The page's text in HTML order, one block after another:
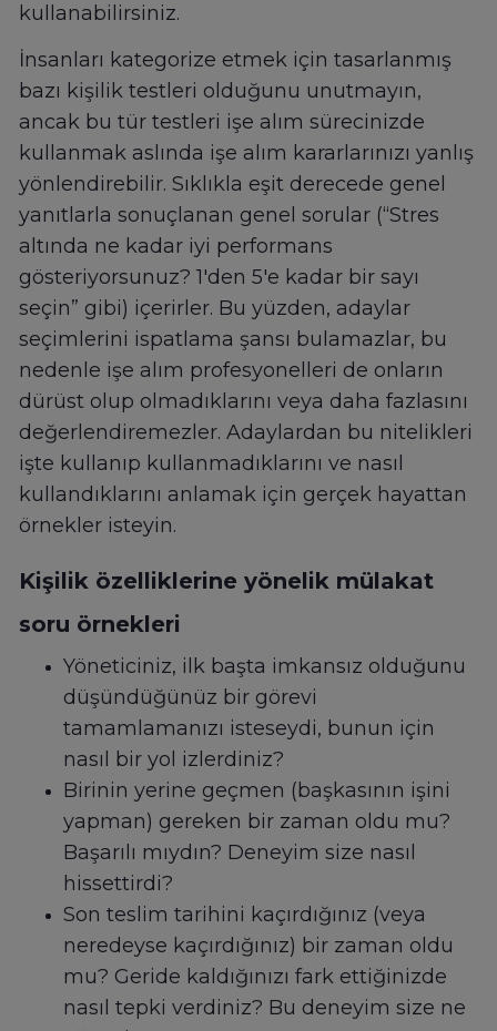
kullanabilirsiniz.
İnsanları kategorize etmek için tasarlanmış
bazı kişilik testleri olduğunu unutmayın,
ancak bu tür testleri işe alım sürecinizde
kullanmak aslında işe alım kararlarınızı yanlış
yönlendirebilir. Sıklıkla eşit derecede genel
yanıtlarla sonuçlanan genel sorular (“Stres
altında ne kadar iyi performans
gösteriyorsunuz? 1'den 5'e kadar bir sayı
seçin” gibi) içerirler. Bu yüzden, adaylar
seçimlerini ispatlama şansı bulamazlar, bu
nedenle işe alım profesyonelleri de onların
dürüst olup olmadıklarını veya daha fazlasını
değerlendiremezler. Adaylardan bu nitelikleri
işte kullanıp kullanmadıklarını ve nasıl
kullandıklarını anlamak için gerçek hayattan
örnekler isteyin.
Kişilik özelliklerine yönelik mülakat
soru örnekleri
Yöneticiniz, ilk başta imkansız olduğunu
düşündüğünüz bir görevi
tamamlamanızı isteseydi, bunun için
nasıl bir yol izlerdiniz?
Birinin yerine geçmen (başkasının işini
yapman) gereken bir zaman oldu mu?
Başarılı mıydın? Deneyim size nasıl
hissettirdi?
Son teslim tarihini kaçırdığınız (veya
neredeyse kaçırdığınız) bir zaman oldu
mu? Geride kaldığınızı fark ettiğinizde
nasıl tepki verdiniz? Bu deneyim size ne